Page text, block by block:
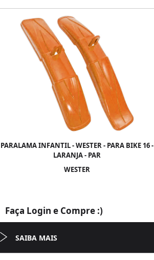
PARALAMA INFANTIL - WESTER - PARA BIKE 16 -
LARANJA - PAR
WESTER
Faça Login e Compre :)
SAIBA MAIS